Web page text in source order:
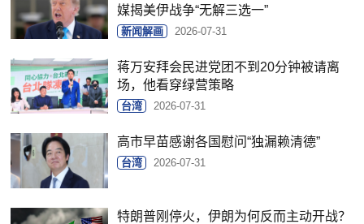
媒揭美伊战争“无解三选一”
新闻解画 2026-07-31
蒋万安拜会民进党团不到20分钟被请离
场，他看穿绿营策略
台湾 2026-07-31
高市早苗感谢各国慰问“独漏赖清德”
台湾 2026-07-31
特朗普刚停火，伊朗为何反而主动开战？